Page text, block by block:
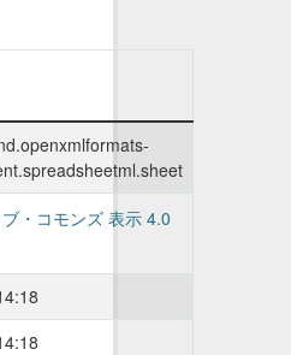
・コモンズ 表示 4.0